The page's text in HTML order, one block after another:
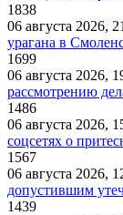
1838
06 августа 2026,
урагана в
1699
06 августа 2026,
рассмотрению
1486
06 августа 2026,
соцсетях о
1567
06 августа 2026,
допустившим
1439